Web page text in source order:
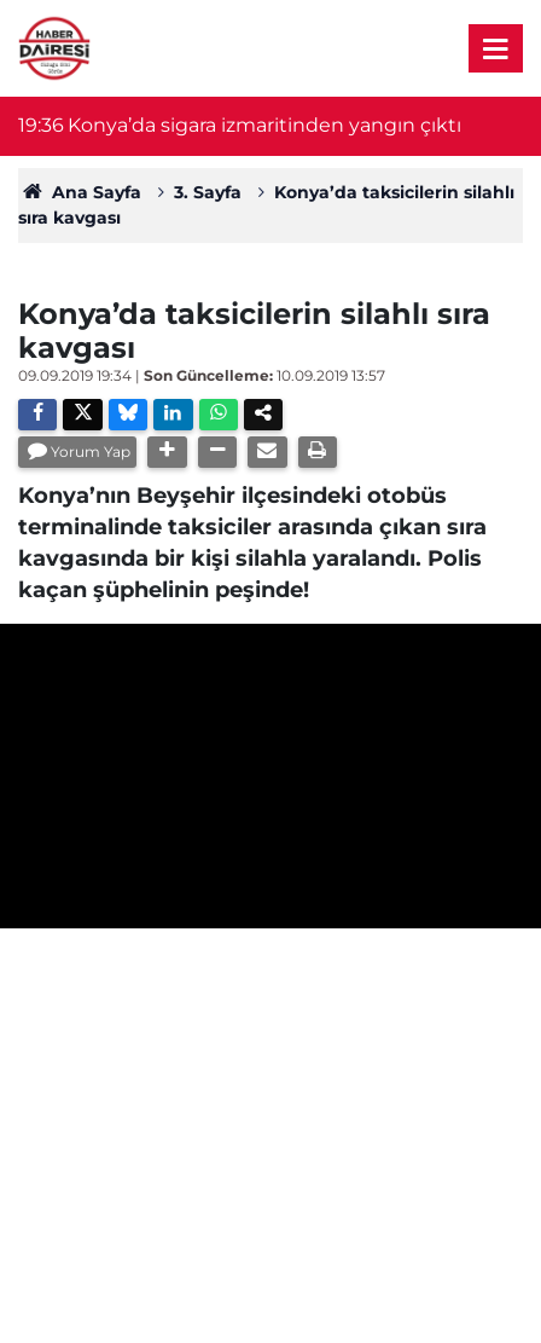
19:36 Konya’da sigara izmaritinden yangın çıktı
Ana Sayfa 3. Sayfa
Konya’da taksicilerin silahlı
sıra kavgası
Konya’da taksicilerin silahlı sıra
kavgası
09.09.2019 19:34 | Son Güncelleme: 10.09.2019 13:57
Yorum Yap
Konya’nın Beyşehir ilçesindeki otobüs
terminalinde taksiciler arasında çıkan sıra
kavgasında bir kişi silahla yaralandı. Polis
kaçan şüphelinin peşinde!